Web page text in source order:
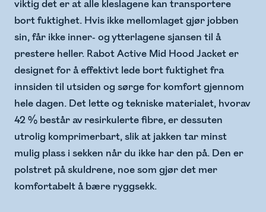
viktig det er at alle kleslagene kan transportere
bort fuktighet. Hvis ikke mellomlaget gjør jobben
sin, får ikke inner- og ytterlagene sjansen til å
prestere heller. Rabot Active Mid Hood Jacket er
designet for å effektivt lede bort fuktighet fra
innsiden til utsiden og sørge for komfort gjennom
hele dagen. Det lette og tekniske materialet, hvorav
42 % består av resirkulerte fibre, er dessuten
utrolig komprimerbart, slik at jakken tar minst
mulig plass i sekken når du ikke har den på. Den er
polstret på skuldrene, noe som gjør det mer
komfortabelt å bære ryggsekk.